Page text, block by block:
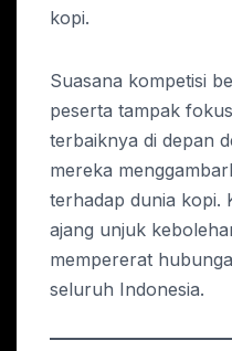
kopi.
Suasana kompetisi
peserta tampak
terbaiknya di depan
mereka
terhadap dunia kopi.
ajang unjuk
mempererat
seluruh Indonesia.